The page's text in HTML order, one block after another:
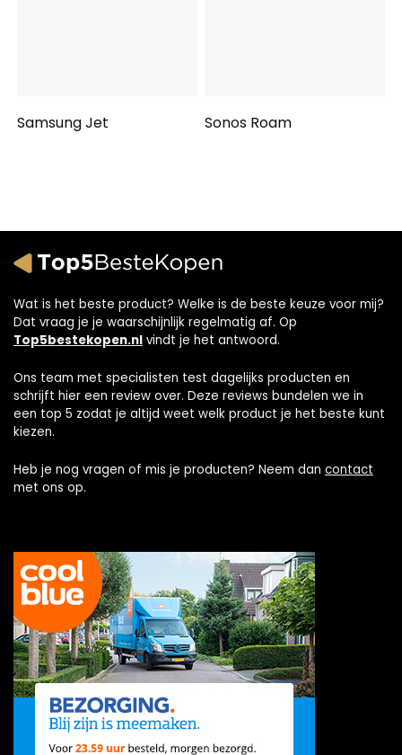
Samsung Jet Sonos Roam
Wat is het beste product? Welke is de beste keuze voor mij?
Dat vraag je je waarschijnlijk regelmatig af. Op
Top5bestekopen.nl vindt je het antwoord.
Ons team met specialisten test dagelijks producten en
schrijft hier een review over. Deze reviews bundelen we in
een top 5 zodat je altijd weet welk product je het beste kunt
kiezen.
Heb je nog vragen of mis je producten? Neem dan contact
met ons op.